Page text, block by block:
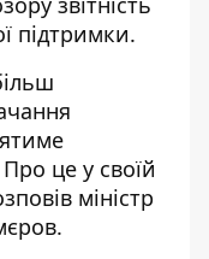
підтримки.
це у своїй
міністр